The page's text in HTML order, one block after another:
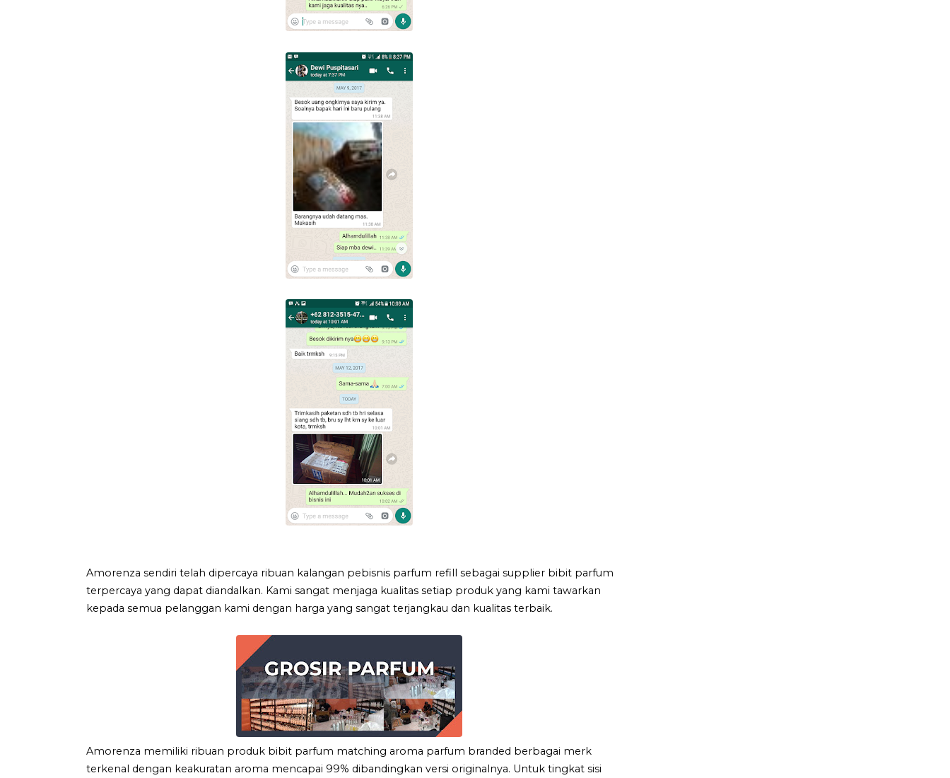
Amorenza sendiri telah dipercaya ribuan kalangan pebisnis parfum refill sebagai supplier bibit parfum
terpercaya yang dapat diandalkan. Kami sangat menjaga kualitas setiap produk yang kami tawarkan
kepada semua pelanggan kami dengan harga yang sangat terjangkau dan kualitas terbaik.
Amorenza memiliki ribuan produk bibit parfum matching aroma parfum branded berbagai merk
terkenal dengan keakuratan aroma mencapai 99% dibandingkan versi originalnya. Untuk tingkat sisi